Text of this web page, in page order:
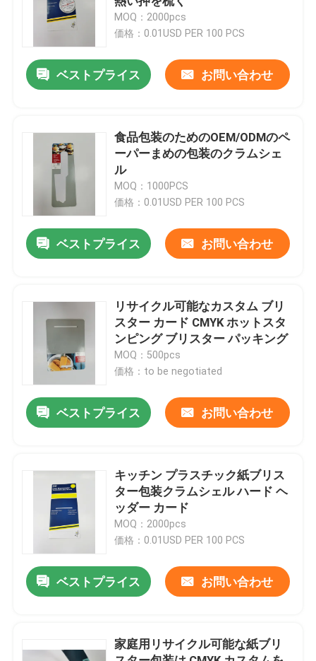
ホーム
会社案内
品質管理
お問い合わせ
見積依頼
印刷された包装箱
注文の包装箱
MOQ：2000pcs
価格：0.01USD PER 100 PCS
ベストプライス お問い合わせ
食品包装のためのOEM/ODMのペ
ーパーまめの包装のクラムシェ
ル
MOQ：1000PCS
価格：0.01USD PER 100 PCS
ベストプライス お問い合わせ
リサイクル可能なカスタム ブリ
スター カード CMYK ホットスタ
ンピング ブリスター パッキング
MOQ：500pcs
価格：to be negotiated
ベストプライス お問い合わせ
キッチン プラスチック紙ブリス
ター包装クラムシェル ハード ヘ
ッダー カード
MOQ：2000pcs
価格：0.01USD PER 100 PCS
ベストプライス お問い合わせ
家庭用リサイクル可能な紙ブリ